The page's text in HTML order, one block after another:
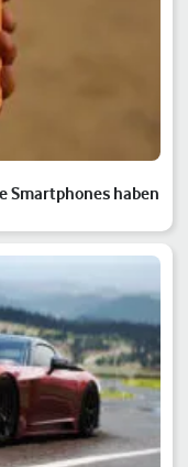
Smartphones haben